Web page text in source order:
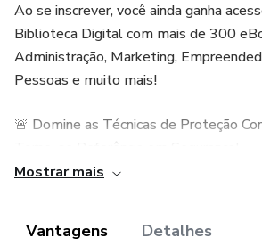
Ao se inscrever, você ainda ganha
Biblioteca Digital com mais de 300
Administração, Marketing,
Pessoas e muito mais!
🚨 Domine as Técnicas de Proteção
corporativo?
Mostrar mais
Vantagens Detalhes